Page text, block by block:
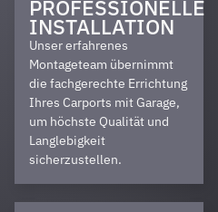
PROFESSIONELLE
INSTALLATION
Unser erfahrenes
Montageteam übernimmt
die fachgerechte Errichtung
Ihres Carports mit Garage,
um höchste Qualität und
Langlebigkeit
sicherzustellen.